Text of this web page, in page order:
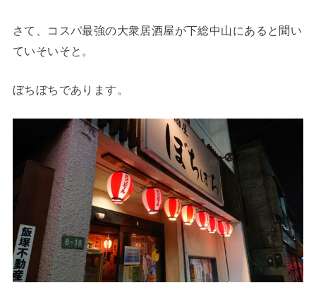
さて、コスパ最強の大衆居酒屋が下総中山にあると聞い
ていそいそと。
ぼちぼちであります。